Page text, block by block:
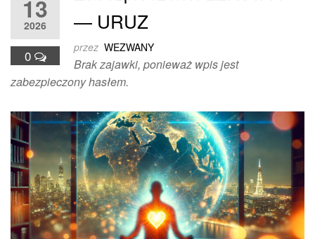
13
2026
0
— URUZ
przez WEZWANY
Brak zajawki, ponieważ wpis jest
zabezpieczony hasłem.